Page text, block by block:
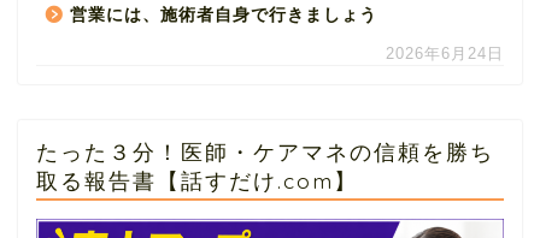
営業には、施術者自身で行きましょう
2026年6月24日
たった３分！医師・ケアマネの信頼を勝ち
取る報告書【話すだけ.com】